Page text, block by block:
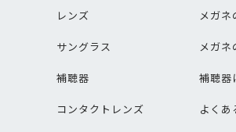
レンズ
サングラス
補聴器
コンタクトレンズ
メガネ
メガネ
補聴器
よくあ